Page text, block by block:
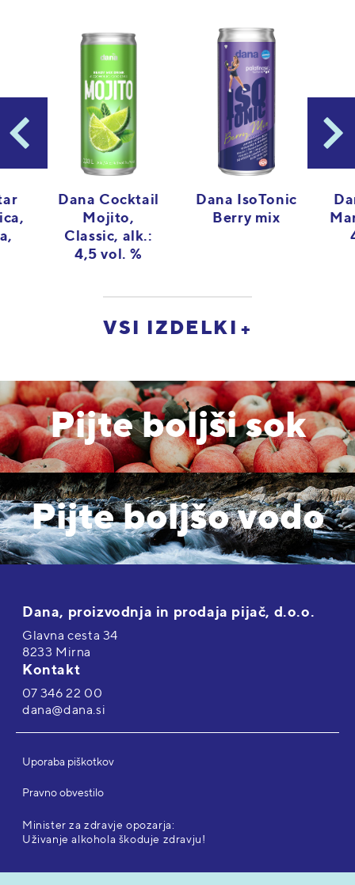
Dana Cocktail
Mojito,
Classic, alk.:
4,5 vol. %
Dana IsoTonic
Berry mix
VSI IZDELKI
Pijte boljši sok
Pijte boljšo vodo
Dana, proizvodnja in prodaja pijač, d.o.o.
Glavna cesta 34
8233 Mirna
Kontakt
07 346 22 00
dana@dana.si
Uporaba piškotkov
Pravno obvestilo
Minister za zdravje opozarja:
Uživanje alkohola škoduje zdravju!